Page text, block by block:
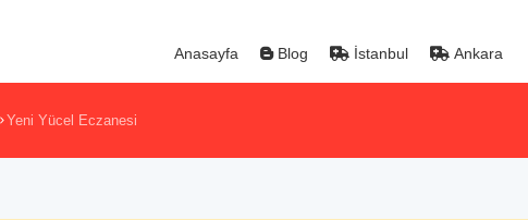
Anasayfa Blog İstanbul Ankara
Yeni Yücel Eczanesi